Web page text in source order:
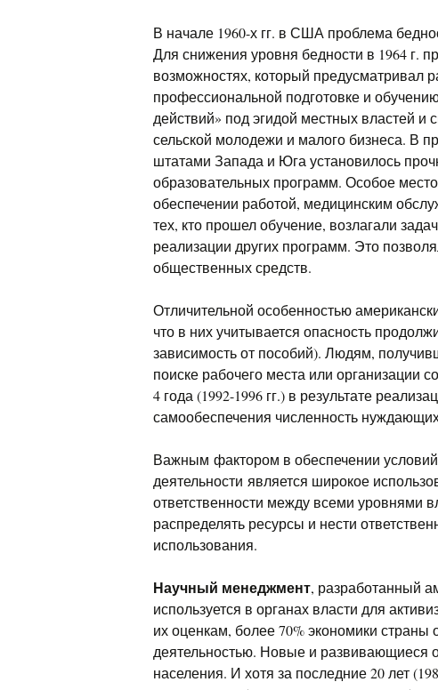
В начале 1960-х гг. в США проблема
Для снижения уровня бедности в 1964 г.
возможностях, который предусматривал
профессиональной подготовке и
действий» под эгидой местных властей
сельской молодежи и малого бизнеса. В
штатами Запада и Юга установилось
образовательных программ. Особое
обеспечении работой, медицинским
тех, кто прошел обучение, возлагали
реализации других программ. Это
общественных средств.
Отличительной особенностью
что в них учитывается опасность
зависимость от пособий). Людям,
поиске рабочего места или организации
4 года (1992-1996 гг.) в результате
самообеспечения численность
Важным фактором в обеспечении
деятельности является широкое
ответственности между всеми уровнями
распределять ресурсы и нести
использования.
Научный менеджмент, разработанный
используется в органах власти для
их оценкам, более 70% экономики страны
деятельностью. Новые и развивающиеся
населения. И хотя за последние 20 лет